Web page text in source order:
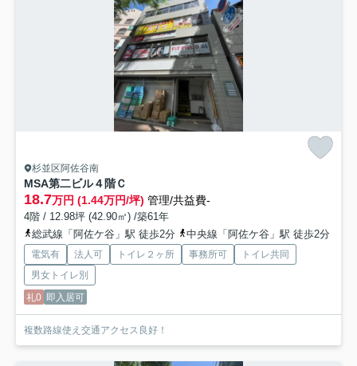
杉並区阿佐谷南
MSA第二ビル４階Ｃ
18.7万円 (1.44万円/坪) 管理/共益費-
4階 / 12.98坪 (42.90㎡) /築61年
総武線「阿佐ケ谷」駅 徒歩2分
中央線「阿佐ケ谷」駅 徒歩2分
電気有 法人可 トイレ２ヶ所 事務所可
トイレ共同
男女トイレ別
礼0 即入居可
複数路線使え交通アクセス良好！